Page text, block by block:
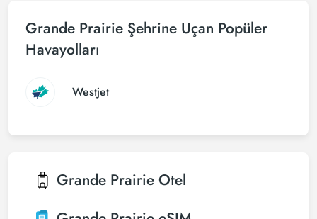
Grande Prairie Şehrine Uçan Popüler
Havayolları
Westjet
Grande Prairie Otel